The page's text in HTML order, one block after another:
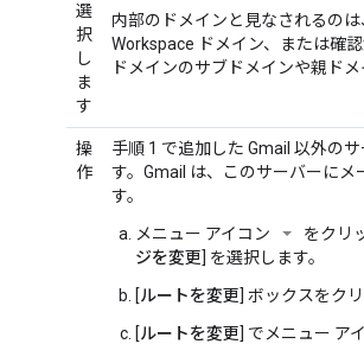
選
択
し
ま
す
内部のドメインと見なされるの
Workspace ドメイン、または確
ドメインのサブドメインや親ドメ
操
作
手順 1 で追加した Gmail 以外の
す。Gmail は、このサーバーにメ
す。
メニュー アイコン
をクリ
ジを変更] を選択します。
[ルートを変更] ボックスをクリ
[ルートを変更] でメニュー ア